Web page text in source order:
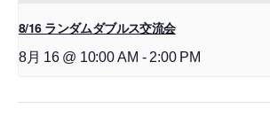
8/16 ランダムダブルス交流会
8月 16 @ 10:00 AM - 2:00 PM